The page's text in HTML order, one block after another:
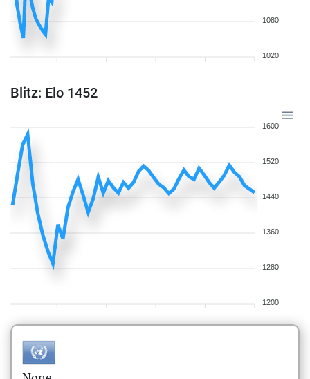
1080
1020
Blitz: Elo 1452
1600
1520
1440
1360
1280
1200